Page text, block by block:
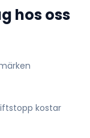
hos oss
kostar